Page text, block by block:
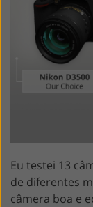
Eu testei 13
de diferentes
câmera boa e